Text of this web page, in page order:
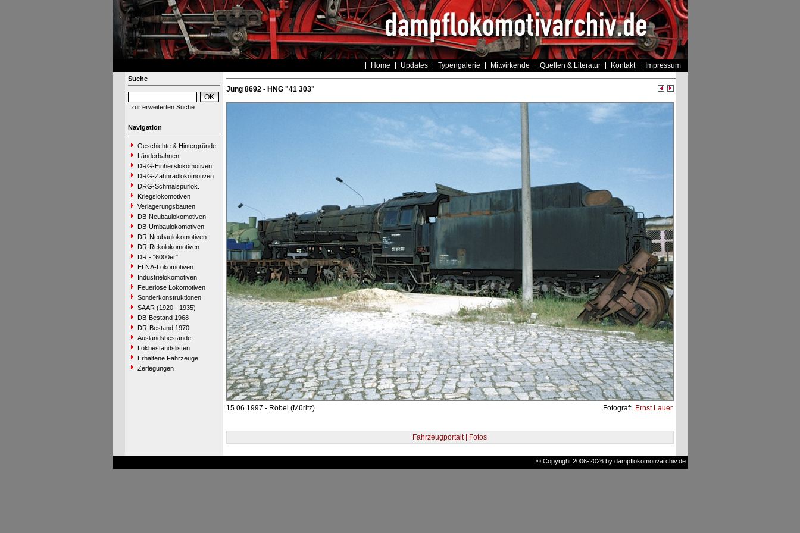
Home Updates Typengalerie Mitwirkende Quellen & Literatur Kontakt Impressum
Suche
zur erweiterten Suche
Navigation
Geschichte & Hintergründe
Länderbahnen
DRG-Einheitslokomotiven
DRG-Zahnradlokomotiven
DRG-Schmalspurlok.
Kriegslokomotiven
Verlagerungsbauten
DB-Neubaulokomotiven
DB-Umbaulokomotiven
DR-Neubaulokomotiven
DR-Rekolokomotiven
DR - "6000er"
ELNA-Lokomotiven
Industrielokomotiven
Feuerlose Lokomotiven
Sonderkonstruktionen
SAAR (1920 - 1935)
DB-Bestand 1968
DR-Bestand 1970
Auslandsbestände
Lokbestandslisten
Erhaltene Fahrzeuge
Zerlegungen
Jung 8692 - HNG "41 303"
15.06.1997 - Röbel (Müritz) Fotograf: Ernst Lauer
Fahrzeugportait | Fotos
© Copyright 2006-2026 by dampflokomotivarchiv.de